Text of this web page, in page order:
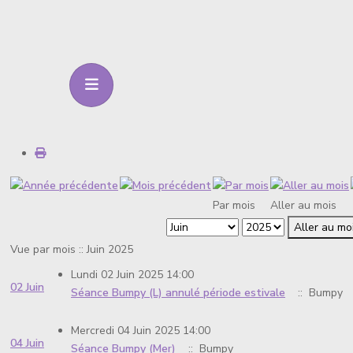
Par mois
Aller au mois
Aller au
Vue par mois :: Juin 2025
02 Juin
Lundi 02 Juin 2025 14:00
Séance Bumpy (L) annulé période estivale
:: Bumpy
04 Juin
Mercredi 04 Juin 2025 14:00
Séance Bumpy (Mer)
:: Bumpy